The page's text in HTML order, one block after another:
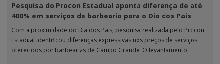
Pesquisa do Procon Estadual aponta diferença de até
400% em serviços de barbearia para o Dia dos Pais
Com a proximidade do Dia dos Pais, pesquisa realizada pelo Procon
Estadual identificou diferenças expressivas nos preços de serviços
oferecidos por barbearias de Campo Grande. O levantamento